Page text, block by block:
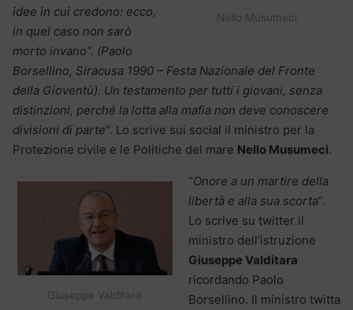
Nello Musumeci.
idee in cui credono: ecco,
in quel caso non sarò
morto invano”. (Paolo
Borsellino, Siracusa 1990 – Festa Nazionale del Fronte
della Gioventù). Un testamento per tutti i giovani, senza
distinzioni, perché la lotta alla mafia non deve conoscere
divisioni di parte“. Lo scrive sui social il ministro per la
Protezione civile e le Politiche del mare Nello Musumeci.
Giuseppe Valditara
“Onore a un martire della
libertà e alla sua scorta“.
Lo scrive su twitter il
ministro dell’istruzione
Giuseppe Valditara
ricordando Paolo
Borsellino. Il ministro twitta